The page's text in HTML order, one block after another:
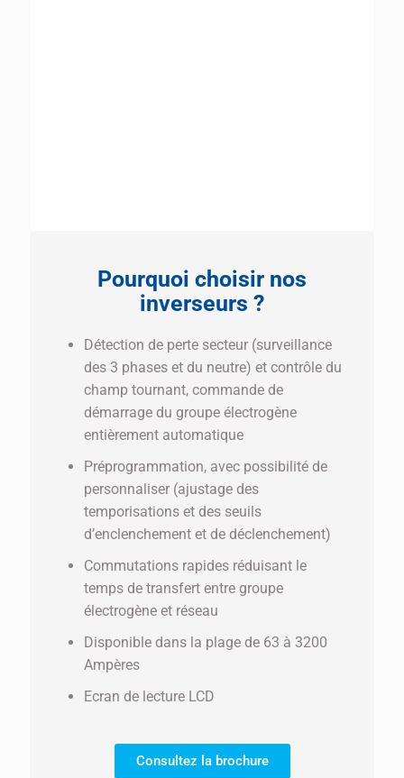
Pourquoi choisir nos
inverseurs ?
Détection de perte secteur (surveillance
des 3 phases et du neutre) et contrôle du
champ tournant, commande de
démarrage du groupe électrogène
entièrement automatique
Préprogrammation, avec possibilité de
personnaliser (ajustage des
temporisations et des seuils
d’enclenchement et de déclenchement)
Commutations rapides réduisant le
temps de transfert entre groupe
électrogène et réseau
Disponible dans la plage de 63 à 3200
Ampères
Ecran de lecture LCD
Consultez la brochure